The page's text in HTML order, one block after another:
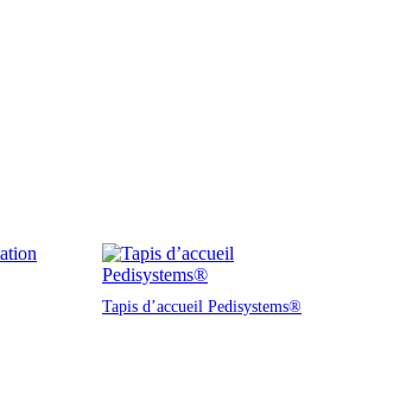
Tapis d’accueil Pedisystems®